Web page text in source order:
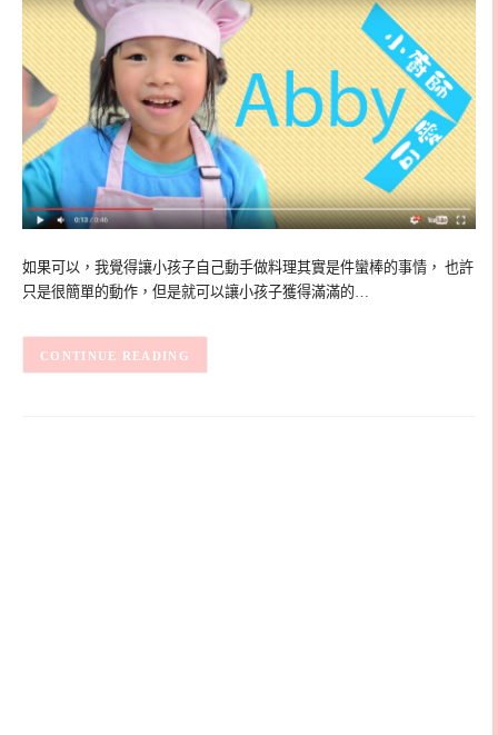
如果可以，我覺得讓小孩子自己動手做料理其實是件蠻棒的事情， 也許
只是很簡單的動作，但是就可以讓小孩子獲得滿滿的…
CONTINUE READING